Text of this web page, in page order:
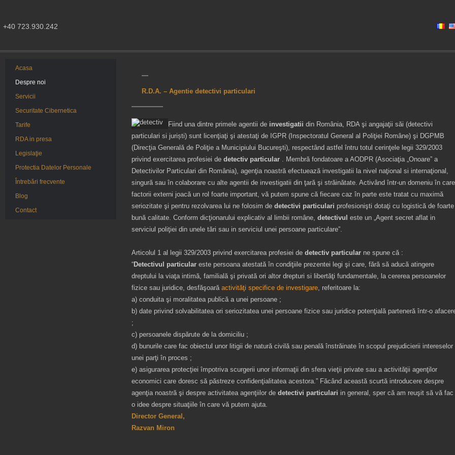
+40 723.930.242
Acasa
Despre noi
Servicii
Securitate Cibernetica
Tarife
RDA in presa
Legislaţie
Protectia Datelor Personale
Întrebări frecvente
Blog
Contact
R.D.A. – Agentie detectivi particulari
Fiind una dintre primele agentii de investigatii din România, RDA şi angajaţii săi (detectivi
particulari si juriști) sunt licenţiaţi şi atestaţi de IGPR (Inspectoratul General al Poliţiei Române) şi DGPMB
(Direcţia Generală de Poliţie a Municipiului Bucureşti), respectând astfel întru totul cerinţele legii 329/2003
privind exercitarea profesiei de detectiv particular. Membră fondatoare a AODPR (Asociaţia „Onoare” a
Detectivilor Particulari din România), agenţia noastră efectuează investigatii la nivel naţional si internaţional,
singură sau în colaborare cu alte agentii de investigatii din ţară şi străinătate. Activând într-un domeniu în care
factorii externi joacă un rol foarte important, vă putem spune că fiecare caz în parte este tratat cu maximă
seriozitate şi pentru rezolvarea lui ne folosim de detectivi particulari profesionişti dotaţi cu logistică de foarte
bună calitate. Conform dicţionarului explicativ al limbii române, detectivul este un „Agent secret aflat in
serviciul poliţiei din unele tări sau in serviciul unei persoane particulare”.
Articolul 1 al legii 329/2003 privind exercitarea profesiei de detectiv particularne spune că :
“Detectivul particulareste persoana atestată în condiţiile prezentei legi şi care, fără să aducă atingere
dreptului la viaţa intimă, familială şi privată ori altor drepturi si libertăţi fundamentale, la cererea persoanelor
fizice sau juridice, desfăşoară activităţi specifice de investigare, referitoare la:
a) conduita şi moralitatea publică a unei persoane ;
b) date privind solvabilitatea ori seriozitatea unei persoane fizice sau juridice potenţială parteneră într-o
;
c) persoanele dispărute de la domiciliu ;
d) bunurile care fac obiectul unor litigii de natură civilă sau penală înstrăinate în scopul prejudicierii intereselor
unei parţi în proces ;
e) asigurarea protecţiei împotriva scurgerii unor informaţii din sfera vieţii private sau a activităţii agenţilor
economici care doresc să păstreze confidenţialitatea acestora.” Făcând această scurtă introducere despre
agenţia noastră şi despre activitatea agenţiilor de detectivi particulari in general, sper că am reuşit să vă fac
o idee despre situaţiile în care vă putem ajuta.
Director General,
Razvan Miron